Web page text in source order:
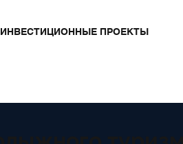
ИНВЕСТИЦИОННЫЕ ПРОЕКТЫ